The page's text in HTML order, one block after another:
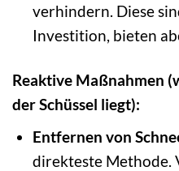
verhindern. Diese
Investition, bieten
Reaktive Maßnahmen
der Schüssel liegt):
Entfernen von
direkteste Methode.